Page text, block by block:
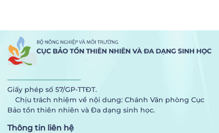
Giấy phép số 57/GP-TTĐT.
Chịu trách nhiệm về nội dung: Chánh Văn phòng Cục
Bảo tồn thiên nhiên và Đa dạng sinh học.
Thông tin liên hệ